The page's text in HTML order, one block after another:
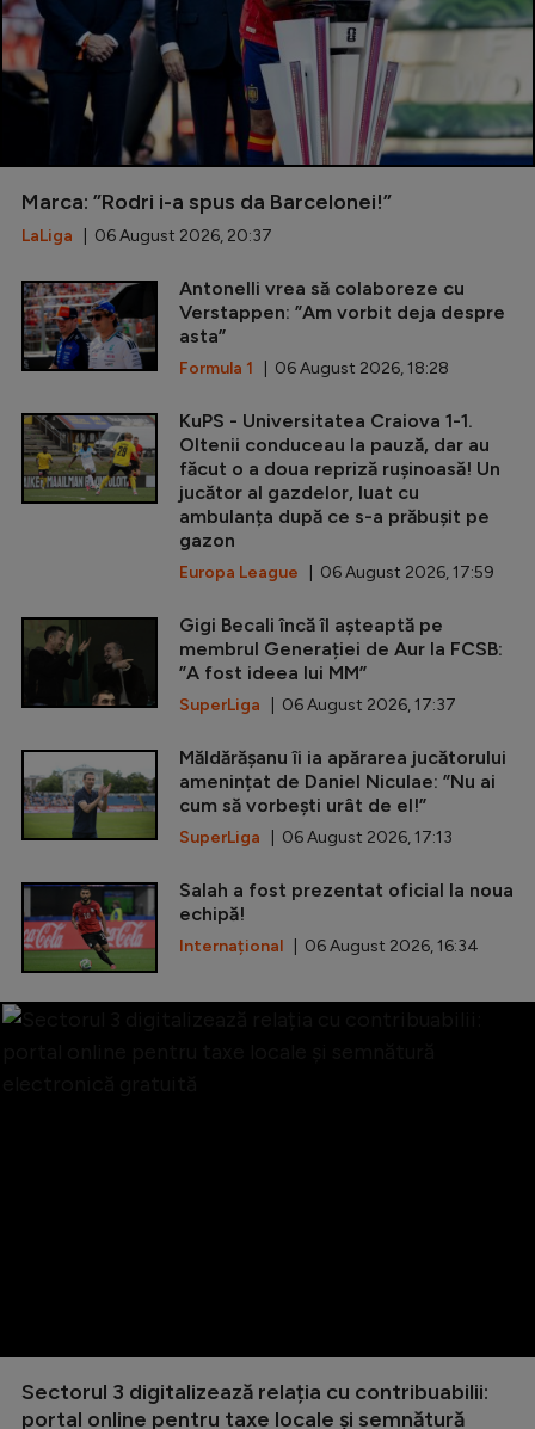
Marca: ”Rodri i-a spus da Barcelonei!”
LaLiga | 06 August 2026, 20:37
Antonelli vrea să colaboreze cu
Verstappen: ”Am vorbit deja despre
asta”
Formula 1 | 06 August 2026, 18:28
KuPS - Universitatea Craiova 1-1.
Oltenii conduceau la pauză, dar au
făcut o a doua repriză rușinoasă! Un
jucător al gazdelor, luat cu
ambulanța după ce s-a prăbușit pe
gazon
Europa League | 06 August 2026, 17:59
Gigi Becali încă îl așteaptă pe
membrul Generației de Aur la FCSB:
”A fost ideea lui MM”
SuperLiga | 06 August 2026, 17:37
Măldărășanu îi ia apărarea jucătorului
amenințat de Daniel Niculae: ”Nu ai
cum să vorbești urât de el!”
SuperLiga | 06 August 2026, 17:13
Salah a fost prezentat oficial la noua
echipă!
Internațional | 06 August 2026, 16:34
Sectorul 3 digitalizează relația cu contribuabilii:
portal online pentru taxe locale și semnătură